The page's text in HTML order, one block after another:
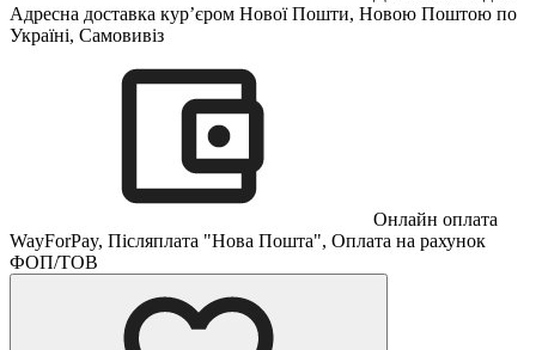
Адресна доставка кур’єром Нової Пошти, Новою Поштою по
Україні, Самовивіз
Онлайн оплата
WayForPay, Післяплата "Нова Пошта", Оплата на рахунок
ФОП/ТОВ